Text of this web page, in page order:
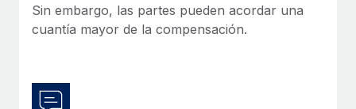
Sin embargo, las partes pueden acordar una
cuantía mayor de la compensación.